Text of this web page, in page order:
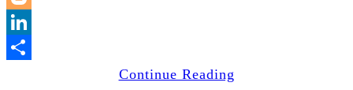
Share
Continue Reading